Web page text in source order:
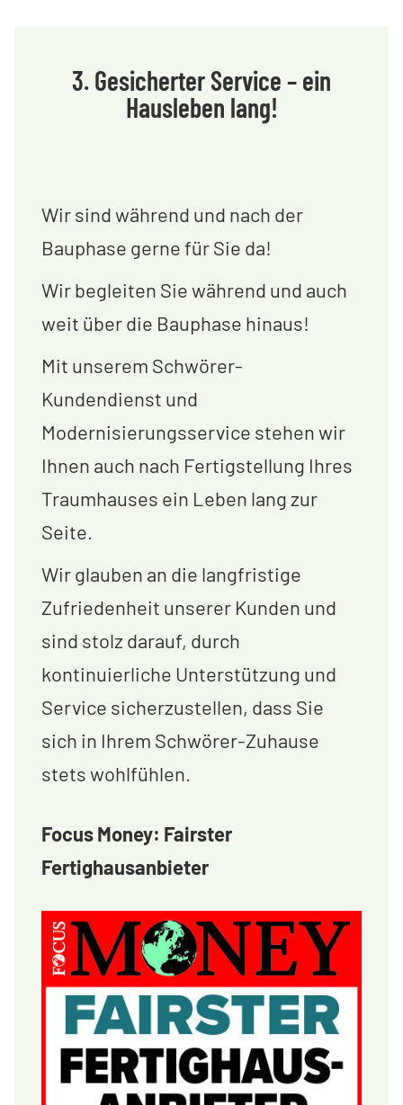
3. Gesicherter Service – ein
Hausleben lang!
Wir sind während und nach der
Bauphase gerne für Sie da!
Wir begleiten Sie während und auch
weit über die Bauphase hinaus!
Mit unserem Schwörer-
Kundendienst und
Modernisierungsservice stehen wir
Ihnen auch nach Fertigstellung Ihres
Traumhauses ein Leben lang zur
Seite.
Wir glauben an die langfristige
Zufriedenheit unserer Kunden und
sind stolz darauf, durch
kontinuierliche Unterstützung und
Service sicherzustellen, dass Sie
sich in Ihrem Schwörer-Zuhause
stets wohlfühlen.
Focus Money: Fairster
Fertighausanbieter